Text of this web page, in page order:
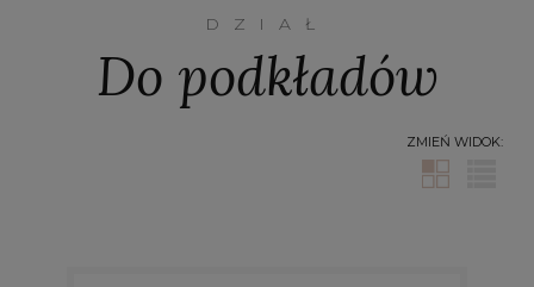
DZIAŁ
Do podkładów
ZMIEŃ WIDOK: